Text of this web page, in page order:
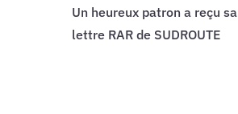
Un heureux patron a reçu sa
lettre RAR de SUDROUTE